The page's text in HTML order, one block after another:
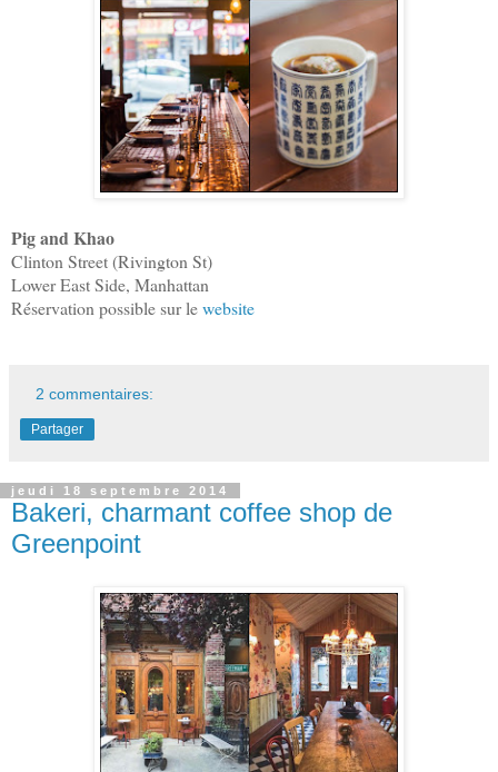
Pig and Khao
Clinton Street (Rivington St)
Lower East Side, Manhattan
Réservation possible sur lewebsite
2 commentaires:
Partager
jeudi 18 septembre 2014
Bakeri, charmant coffee shop de
Greenpoint